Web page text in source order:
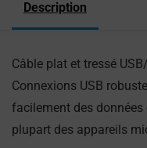
Description
Câble plat et tressé
Connexions USB
facilement des
plupart des appareils